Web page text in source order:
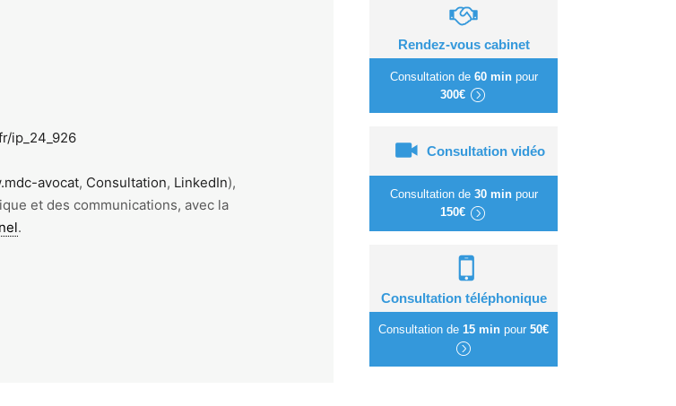
ip_24_926
avocat, Consultation, LinkedIn),
et des communications, avec la
.
Rendez-vous cabinet
Consultation de 60 minpour
300€
Consultation vidéo
Consultation de 30 minpour
150€
Consultation téléphonique
Consultation de 15 min pour 50€